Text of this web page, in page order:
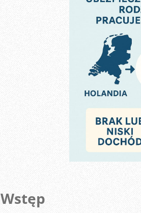
Wstęp